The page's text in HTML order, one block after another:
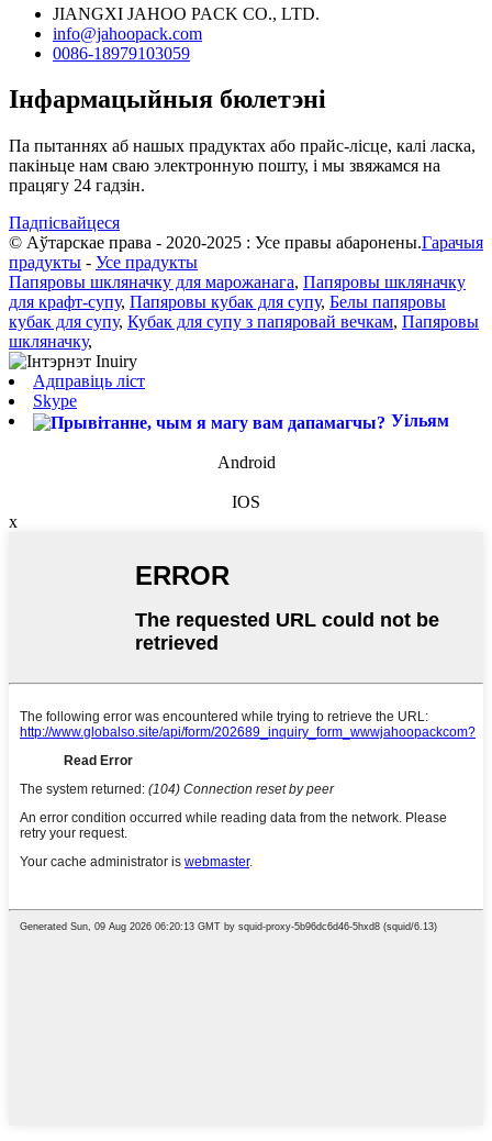
JIANGXI JAHOO PACK CO., LTD.
info@jahoopack.com
0086-18979103059
Інфармацыйныя бюлетэні
Па пытаннях аб нашых прадуктах або прайс-лісце, калі ласка,
пакіньце нам сваю электронную пошту, і мы звяжамся на
працягу 24 гадзін.
Падпісвайцеся
© Аўтарскае права - 2020-2025 : Усе правы абаронены.Гарачыя
прадукты - Усе прадукты
Папяровы шкляначку для марожанага, Папяровы шкляначку
для крафт-супу, Папяровы кубак для супу, Белы папяровы
кубак для супу, Кубак для супу з папяровай вечкам, Папяровы
шкляначку,
Адправіць ліст
Skype
Уільям
Android
IOS
x